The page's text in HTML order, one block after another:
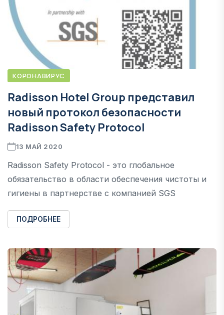
КОРОНАВИРУС
Radisson Hotel Group представил
новый протокол безопасности
Radisson Safety Protocol
13 МАЙ 2020
Radisson Safety Protocol - это глобальное
обязательство в области обеспечения чистоты и
гигиены в партнерстве с компанией SGS
ПОДРОБНЕЕ